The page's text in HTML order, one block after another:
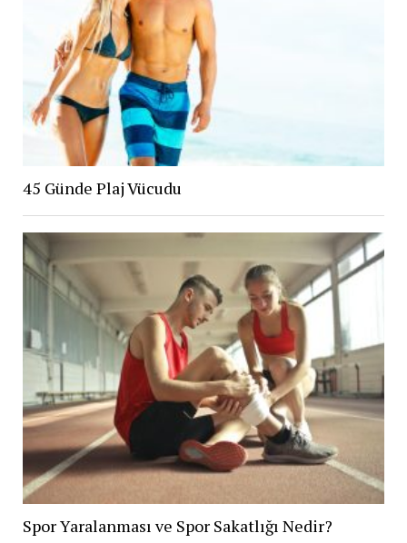
45 Günde Plaj Vücudu
Spor Yaralanması ve Spor Sakatlığı Nedir?